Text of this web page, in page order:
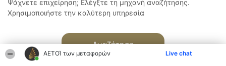
ΑΕΤΟΊ των μεταφορών Live chat
Ψάχνετε επιχείρηση; Ελέγξτε τη μηχανή αναζήτησης.
Χρησιμοποιήστε την καλύτερη υπηρεσία
Αναζήτηση